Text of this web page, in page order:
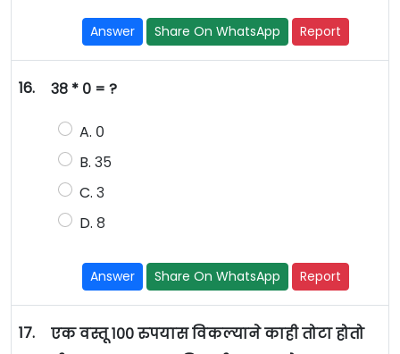
Answer Share On WhatsApp Report
16. ३८ * ० = ?
A. ०
B. ३५
C. ३
D. ८
Answer Share On WhatsApp Report
17.
एक वस्तू १०० रुपयास विकल्याने काही तोटा होतो